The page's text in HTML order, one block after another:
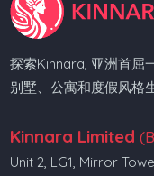
探索Kinnara, 亚洲首屈
别墅、公寓和度假风格
Kinnara Limited
Unit 2, LG1, Mirror